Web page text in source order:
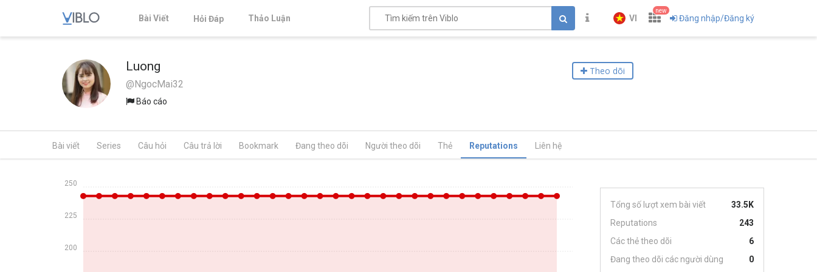
Bài Viết Hỏi Đáp Thảo Luận VI
new
Đăng nhập/Đăng ký
Luong
@NgocMai32
Báo cáo
Theo dõi
Bài viết Series Câu hỏi Câu trả lời Bookmark Đang theo dõi Người theo dõi Thẻ Reputations Liên hệ
200
225
250
Tổng số lượt xem bài viết
33.5K
Reputations
243
Các thẻ theo dõi
6
Đang theo dõi các người dùng
0